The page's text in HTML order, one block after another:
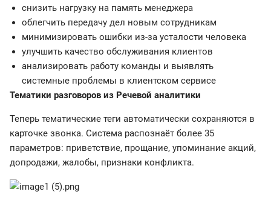
снизить нагрузку на память менеджера
облегчить передачу дел новым сотрудникам
минимизировать ошибки из-за усталости человека
улучшить качество обслуживания клиентов
анализировать работу команды и выявлять
системные проблемы в клиентском сервисе
Тематики разговоров из Речевой аналитики
Теперь тематические теги автоматически сохраняются в
карточке звонка. Система распознаёт более 35
параметров: приветствие, прощание, упоминание акций,
допродажи, жалобы, признаки конфликта.